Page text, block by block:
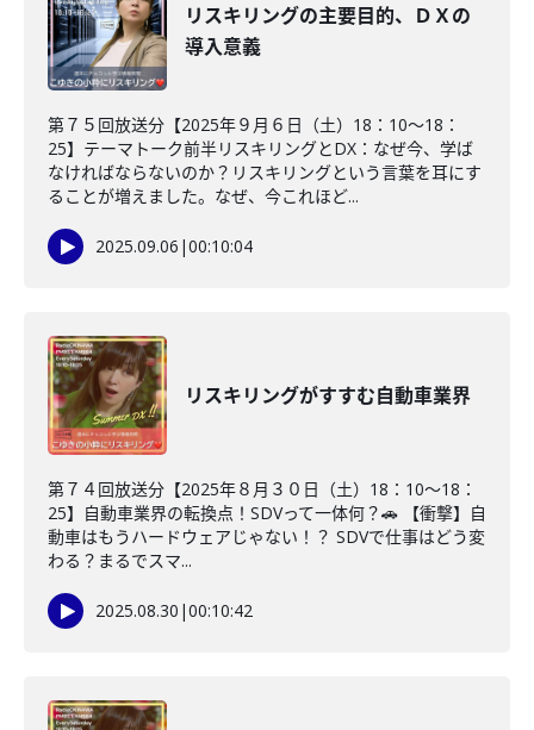
リスキリングの主要目的、ＤＸの
導入意義
第７５回放送分【2025年９月６日（土）18：10～18：
25】テーマトーク前半リスキリングとDX：なぜ今、学ば
なければならないのか？リスキリングという言葉を耳にす
ることが増えました。なぜ、今これほど...
2025.09.06 |00:10:04
リスキリングがすすむ自動車業界
第７４回放送分【2025年８月３０日（土）18：10～18：
25】自動車業界の転換点！SDVって一体何？🚗 【衝撃】自
動車はもうハードウェアじゃない！？ SDVで仕事はどう変
わる？まるでスマ...
2025.08.30 |00:10:42